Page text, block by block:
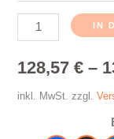
IN
128,57€ –
inkl. MwSt. zzgl.